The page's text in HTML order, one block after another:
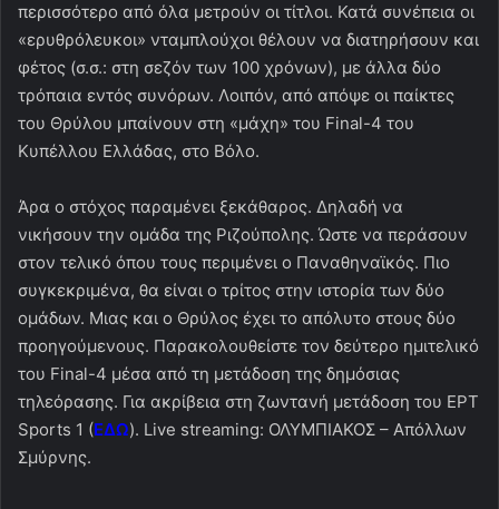
περισσότερο από όλα μετρούν οι τίτλοι. Κατά συνέπεια οι
«ερυθρόλευκοι» νταμπλούχοι θέλουν να διατηρήσουν και
φέτος (σ.σ.: στη σεζόν των 100 χρόνων), με άλλα δύο
τρόπαια εντός συνόρων. Λοιπόν, από απόψε οι παίκτες
του Θρύλου μπαίνουν στη «μάχη» του Final-4 του
Κυπέλλου Ελλάδας, στο Βόλο.
Άρα ο στόχος παραμένει ξεκάθαρος. Δηλαδή να
νικήσουν την ομάδα της Ριζούπολης. Ώστε να περάσουν
στον τελικό όπου τους περιμένει ο Παναθηναϊκός. Πιο
συγκεκριμένα, θα είναι ο τρίτος στην ιστορία των δύο
ομάδων. Μιας και ο Θρύλος έχει το απόλυτο στους δύο
προηγούμενους. Παρακολουθείστε τον δεύτερο ημιτελικό
του Final-4 μέσα από τη μετάδοση της δημόσιας
τηλεόρασης. Για ακρίβεια στη ζωντανή μετάδοση του ΕΡΤ
Sports 1 (ΕΔΩ). Live streaming: ΟΛΥΜΠΙΑΚΟΣ – Απόλλων
Σμύρνης.